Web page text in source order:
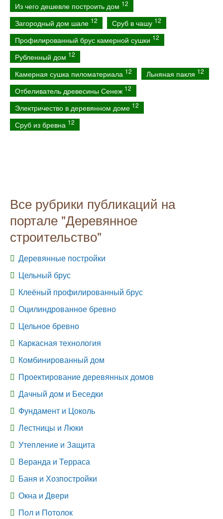
Из чего дешевле построить дом 12
Загородный дом шале 12 Сруб в чашу 12
Профилированный брус камерной сушки 12
Рубленный дом 12
Камерная сушка пиломатериала 12 Льняная пакля 12
Отбеливатель древесины Сенеж 12
Электричество в деревянном доме 12
Сруб из бревна 12
Все рубрики публикаций на
портале "Деревянное
строительство"
Деревянные постройки
Цельный брус
Клеёный профилированный брус
Оцилиндрованное бревно
Цельное бревно
Каркасная технология
Комбинированный дом
Проектирование деревянных домов
Дачный дом и Беседки
Фундамент и Цоколь
Лестницы и Люки
Утепление и Защита
Веранда и Терраса
Баня и Хозпостройки
Окна и Двери
Пол и Потолок